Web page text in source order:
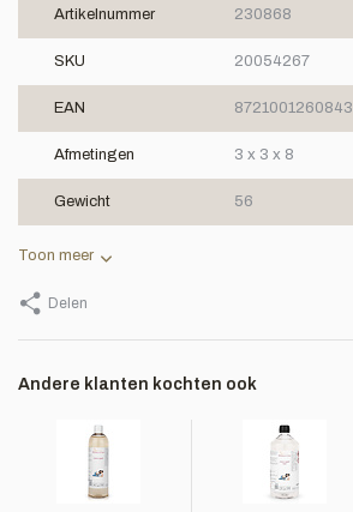
Artikelnummer 230868
SKU 20054267
EAN 8721001260843
Afmetingen 3 x 3 x 8
Gewicht 56
Toon meer
Delen
Andere klanten kochten ook